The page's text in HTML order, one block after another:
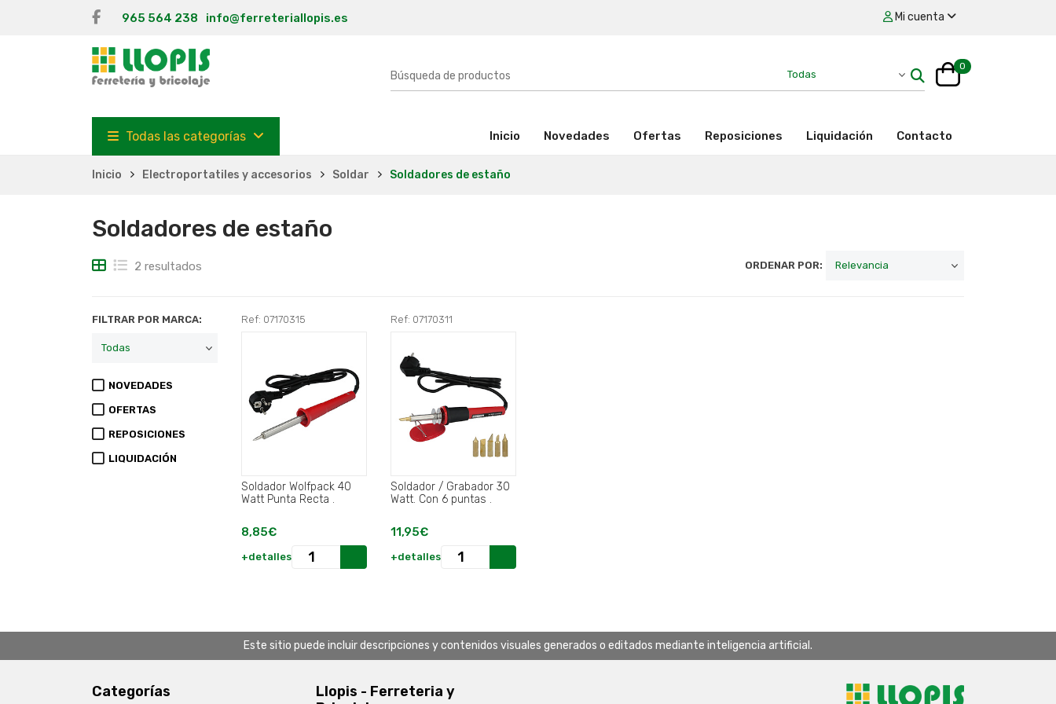
965 564 238 info@ferreteriallopis.es Mi cuenta
0
Todas las categorías Inicio (activo)Novedades Ofertas Reposiciones Liquidación Contacto
Inicio Electroportatiles y accesorios Soldar Soldadores de estaño
Soldadores de estaño
2 resultados ORDENAR POR:
FILTRAR POR MARCA:
NOVEDADES
OFERTAS
REPOSICIONES
LIQUIDACIÓN
Ref: 07170315
Soldador Wolfpack 40
Watt Punta Recta .
8,85€
+detalles
Ref: 07170311
Soldador / Grabador 30
Watt. Con 6 puntas .
11,95€
+detalles
Este sitio puede incluir descripciones y contenidos visuales generados o editados mediante inteligencia artificial.
Categorías
Llopis - Ferreteria y